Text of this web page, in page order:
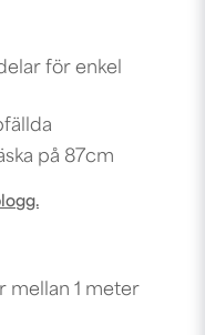
för enkel
på 87cm
mellan 1 meter